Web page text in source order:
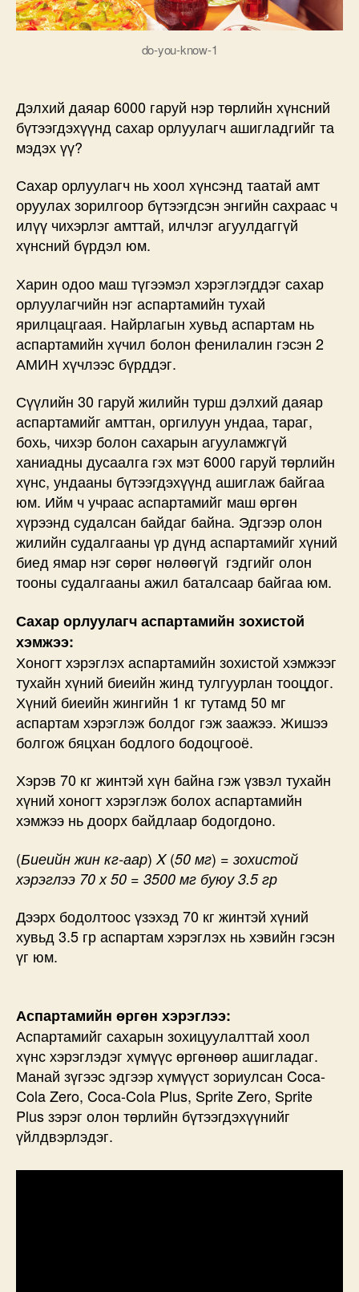
do-you-know-1
Дэлхий даяар 6000 гаруй нэр төрлийн хүнсний
бүтээгдэхүүнд сахар орлуулагч ашигладгийг та
мэдэх үү?
Сахар орлуулагч нь хоол хүнсэнд таатай амт
оруулах зорилгоор бүтээгдсэн энгийн сахраас ч
илүү чихэрлэг амттай, илчлэг агуулдаггүй
хүнсний бүрдэл юм.
Харин одоо маш түгээмэл хэрэглэгддэг сахар
орлуулагчийн нэг аспартамийн тухай
ярилцацгаая. Найрлагын хувьд аспартам нь
аспартамийн хүчил болон фенилалин гэсэн 2
АМИН хүчлээс бүрддэг.
Сүүлийн 30 гаруй жилийн турш дэлхий даяар
аспартамийг амттан, оргилуун ундаа, тараг,
бохь, чихэр болон сахарын агууламжгүй
ханиадны дусаалга гэх мэт 6000 гаруй төрлийн
хүнс, ундааны бүтээгдэхүүнд ашиглаж байгаа
юм. Ийм ч учраас аспартамийг маш өргөн
хүрээнд судалсан байдаг байна. Эдгээр олон
жилийн судалгааны үр дүнд аспартамийг хүний
биед ямар нэг сөрөг нөлөөгүй гэдгийг олон
тооны судалгааны ажил баталсаар байгаа юм.
Сахар орлуулагч аспартамийн зохистой
хэмжээ:
Хоногт хэрэглэх аспартамийн зохистой хэмжээг
тухайн хүний биеийн жинд тулгуурлан тооцдог.
Хүний биеийн жингийн 1 кг тутамд 50 мг
аспартам хэрэглэж болдог гэж заажээ. Жишээ
болгож бяцхан бодлого бодоцгооё.
Хэрэв 70 кг жинтэй хүн байна гэж үзвэл тухайн
хүний хоногт хэрэглэж болох аспартамийн
хэмжээ нь доорх байдлаар бодогдоно.
(​Биеийн жин кг-аар) X(50 мг) = зохистой
хэрэглээ 70 х 50 = 3500 мг буюу 3.5 гр
Дээрх бодолтоос үзэхэд 70 кг жинтэй хүний
хувьд 3.5 гр аспартам хэрэглэх нь хэвийн гэсэн
үг юм.
Аспартамийн өргөн хэрэглээ:
Аспартамийг сахарын зохицуулалттай хоол
хүнс хэрэглэдэг хүмүүс өргөнөөр ашигладаг.
Манай зүгээс эдгээр хүмүүст зориулсан Coca-
Cola Zero, Coca-Cola Plus, Sprite Zero, Sprite
Plus зэрэг олон төрлийн бүтээгдэхүүнийг
үйлдвэрлэдэг.